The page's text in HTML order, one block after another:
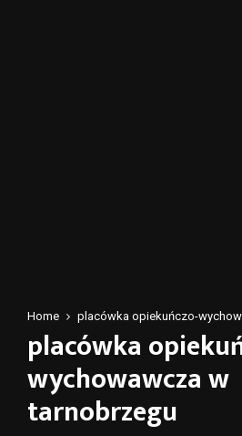
Home placówka opiekuńczo-
placówka
wychowawcza w
tarnobrzegu